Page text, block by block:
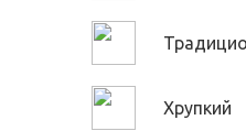
Хрупкий